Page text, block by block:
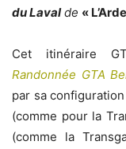
du Lavalde «
Cet itinéraire
Randonnée GTA
par sa configuration
(comme pour la
(comme la